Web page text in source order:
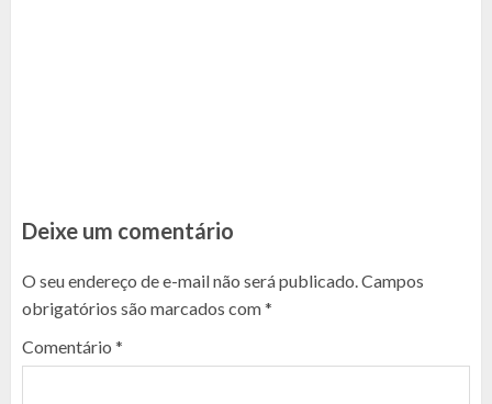
Deixe um comentário
O seu endereço de e-mail não será publicado. Campos
obrigatórios são marcados com*
Comentário *